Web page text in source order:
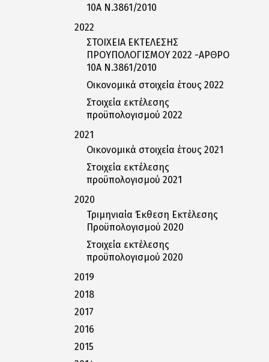
10Α Ν.3861/2010
2022
ΣΤΟΙΧΕΙΑ ΕΚΤΕΛΕΣΗΣ
ΠΡΟΥΠΟΛΟΓΙΣΜΟΥ 2022 -ΑΡΘΡΟ
10Α Ν.3861/2010
Οικονομικά στοιχεία έτους 2022
Στοιχεία εκτέλεσης
προϋπολογισμού 2022
2021
Οικονομικά στοιχεία έτους 2021
Στοιχεία εκτέλεσης
προϋπολογισμού 2021
2020
Τριμηνιαία Έκθεση Εκτέλεσης
Προϋπολογισμού 2020
Στοιχεία εκτέλεσης
προϋπολογισμού 2020
2019
2018
2017
2016
2015